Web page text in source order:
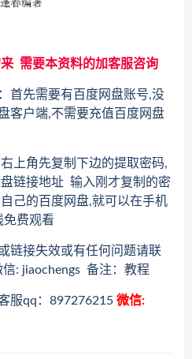
需要本资料的加客服咨询
首先需要有百度网盘账号,没
客户端,不需要充值百度网盘
上角先复制下边的提取密码,
链接地址 输入刚才复制的密
己的百度网盘,就可以在手机
免费观看
链接失效或有任何问题请联
信: jiaochengs 备注：教程
服qq：897276215 微信: